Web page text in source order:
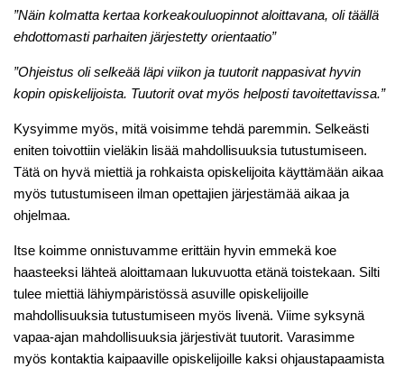
”Näin kolmatta kertaa korkeakouluopinnot aloittavana, oli täällä
ehdottomasti parhaiten järjestetty orientaatio”
”Ohjeistus oli selkeää läpi viikon ja tuutorit nappasivat hyvin
kopin opiskelijoista. Tuutorit ovat myös helposti tavoitettavissa.”
Kysyimme myös, mitä voisimme tehdä paremmin. Selkeästi
eniten toivottiin vieläkin lisää mahdollisuuksia tutustumiseen.
Tätä on hyvä miettiä ja rohkaista opiskelijoita käyttämään aikaa
myös tutustumiseen ilman opettajien järjestämää aikaa ja
ohjelmaa.
Itse koimme onnistuvamme erittäin hyvin emmekä koe
haasteeksi lähteä aloittamaan lukuvuotta etänä toistekaan. Silti
tulee miettiä lähiympäristössä asuville opiskelijoille
mahdollisuuksia tutustumiseen myös livenä. Viime syksynä
vapaa-ajan mahdollisuuksia järjestivät tuutorit. Varasimme
myös kontaktia kaipaaville opiskelijoille kaksi ohjaustapaamista